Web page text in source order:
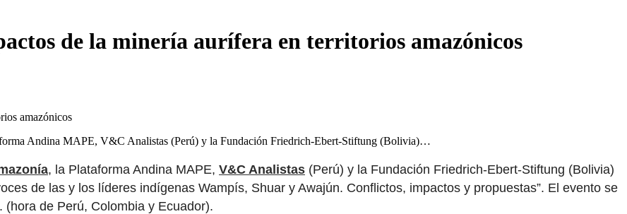
de la minería aurífera en territorios amazónicos
Andina MAPE, V&C Analistas (Perú) y la Fundación Friedrich-Ebert-Stiftung (Bolivia)…
, la Plataforma Andina MAPE, V&C Analistas (Perú) y la Fundación Friedrich-Ebert-Stiftung (Bolivia)
de las y los líderes indígenas Wampís, Shuar y Awajún. Conflictos, impactos y propuestas”. El evento se
de Perú, Colombia y Ecuador).